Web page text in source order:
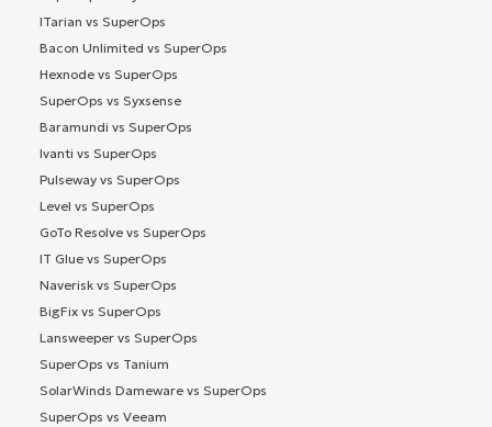
ITarian vs SuperOps
Bacon Unlimited vs SuperOps
Hexnode vs SuperOps
SuperOps vs Syxsense
Baramundi vs SuperOps
Ivanti vs SuperOps
Pulseway vs SuperOps
Level vs SuperOps
GoTo Resolve vs SuperOps
IT Glue vs SuperOps
Naverisk vs SuperOps
BigFix vs SuperOps
Lansweeper vs SuperOps
SuperOps vs Tanium
SolarWinds Dameware vs SuperOps
SuperOps vs Veeam